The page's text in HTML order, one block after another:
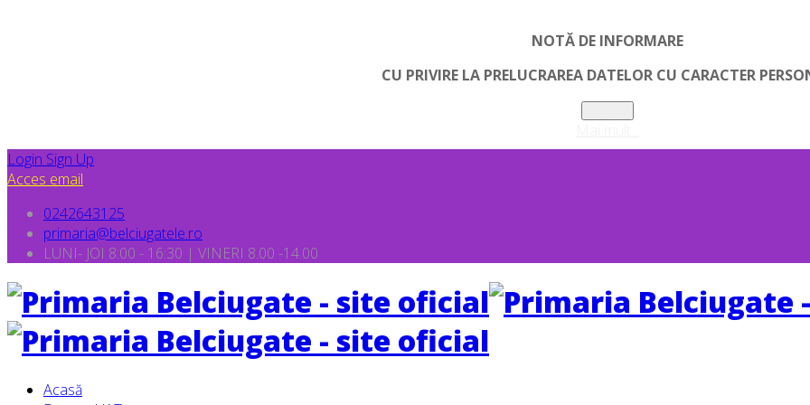
NOTĂ DE INFORMARE
CU PRIVIRE LA PRELUCRAREA DATELOR CU CARACTER
Login Sign Up
Acces email
0242643125
primaria@belciugatele.ro
LUNI- JOI 8:00 - 16:30 | VINERI 8.00 -14.00
Acasă